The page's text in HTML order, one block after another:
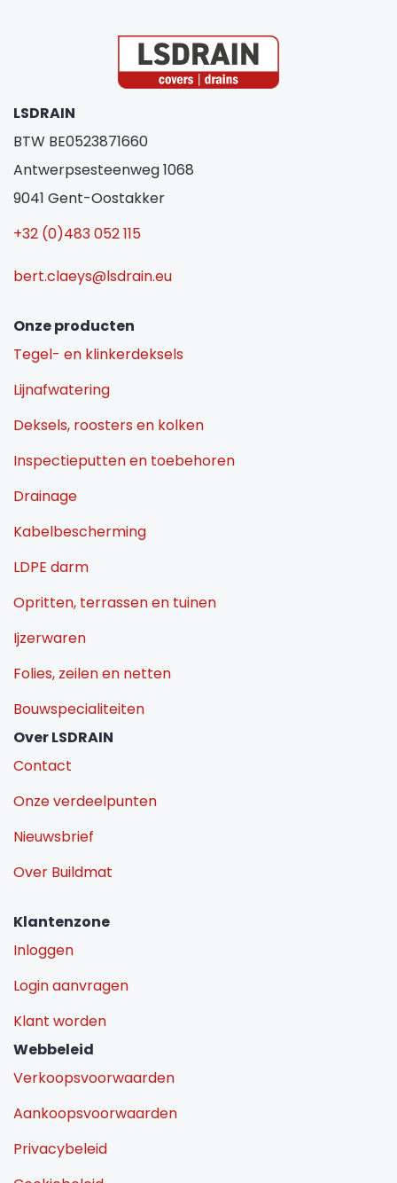
LSDRAIN
BTW BE0523871660
Antwerpsesteenweg 1068
9041 Gent-Oostakker
+32 (0)483 052 115
bert.claeys@lsdrain.eu
Onze producten
Tegel- en klinkerdeksels
Lijnafwatering
Deksels, roosters en kolken
Inspectieputten en toebehoren
Drainage
Kabelbescherming
LDPE darm
Opritten, terrassen en tuinen
Ijzerwaren
Folies, zeilen en netten
Bouwspecialiteiten
Over LSDRAIN
Contact
Onze verdeelpunten
Nieuwsbrief
Over Buildmat
Klantenzone
Inloggen
Login aanvragen
Klant worden
Webbeleid
Verkoopsvoorwaarden
Aankoopsvoorwaarden
Privacybeleid